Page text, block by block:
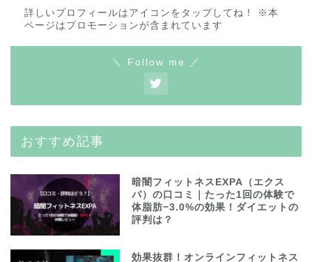
詳しいプロフィールはアイコンをタップしてね！ ※本
ページはプロモーションが含まれています
＼ Follow me ／
おすすめ記事
暗闇フィットネスEXPA（エクス
パ）の口コミ｜たった1回の体験で
体脂肪−3.0%の効果！ダイエットの
評判は？
効果抜群！オンラインフィットネス